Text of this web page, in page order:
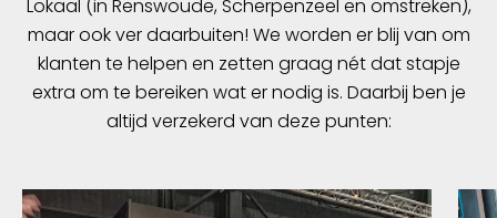
Lokaal (in Renswoude, Scherpenzeel en omstreken),
maar ook ver daarbuiten! We worden er blij van om
klanten te helpen en zetten graag nét dat stapje
extra om te bereiken wat er nodig is. Daarbij ben je
altijd verzekerd van deze punten: